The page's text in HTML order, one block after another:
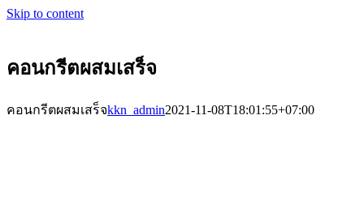
Skip to content
คอนกรีตผสมเสร็จ
คอนกรีตผสมเสร็จkkn_admin2021-11-08T18:01:55+07:00